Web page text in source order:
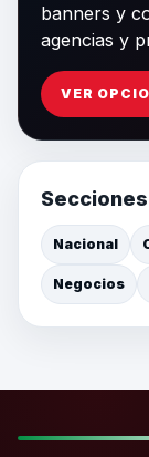
banners y
agencias y
VER
Nacional
Negocios